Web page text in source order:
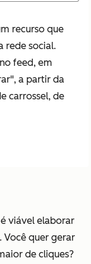
recurso que
rede social.
feed, em
a partir da
carrossel, de
viável elaborar
Você quer gerar
de cliques?